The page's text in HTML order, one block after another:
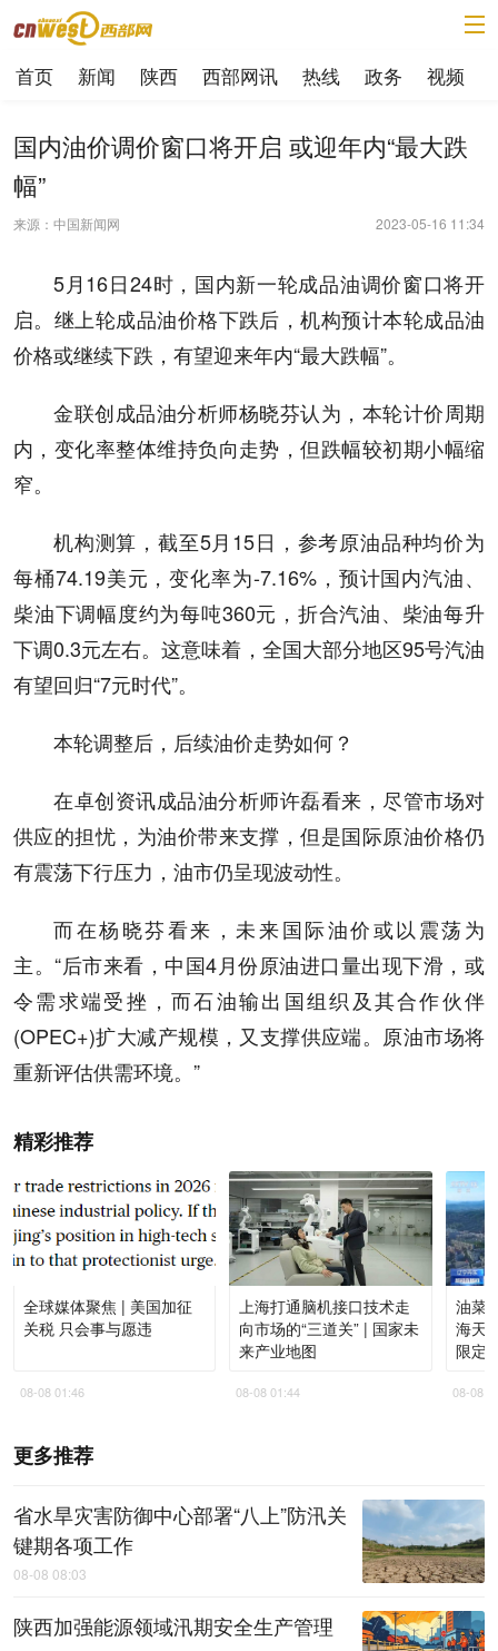
首页 新闻 陕西 西部网讯 热线 政务 视频
国内油价调价窗口将开启 或迎年内“最大跌
幅”
来源：中国新闻网 2023-05-16 11:34
5月16日24时，国内新一轮成品油调价窗口将开
启。继上轮成品油价格下跌后，机构预计本轮成品油
价格或继续下跌，有望迎来年内“最大跌幅”。
金联创成品油分析师杨晓芬认为，本轮计价周期
内，变化率整体维持负向走势，但跌幅较初期小幅缩
窄。
机构测算，截至5月15日，参考原油品种均价为
每桶74.19美元，变化率为-7.16%，预计国内汽油、
柴油下调幅度约为每吨360元，折合汽油、柴油每升
下调0.3元左右。这意味着，全国大部分地区95号汽油
有望回归“7元时代”。
本轮调整后，后续油价走势如何？
在卓创资讯成品油分析师许磊看来，尽管市场对
供应的担忧，为油价带来支撑，但是国际原油价格仍
有震荡下行压力，油市仍呈现波动性。
而在杨晓芬看来，未来国际油价或以震荡为
主。“后市来看，中国4月份原油进口量出现下滑，或
令需求端受挫，而石油输出国组织及其合作伙伴
(OPEC+)扩大减产规模，又支撑供应端。原油市场将
重新评估供需环境。”
精彩推荐
全球媒体聚焦 | 美国加征
关税 只会事与愿违
08-08 01:46
上海打通脑机接口技术走
向市场的“三道关” | 国家未
来产业地图
08-08 01:44
油菜
海天
限定
08-08
更多推荐
省水旱灾害防御中心部署“八上”防汛关
键期各项工作
08-08 08:03
陕西加强能源领域汛期安全生产管理